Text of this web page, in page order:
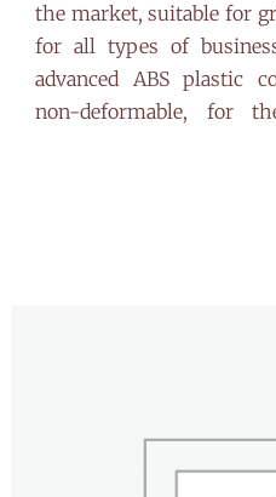
the market, suitable for
for all types of
advanced ABS plastic
non-deformable, for